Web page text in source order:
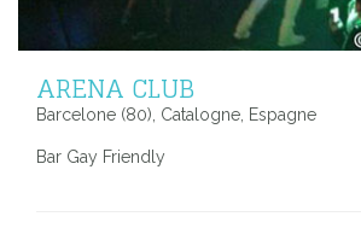
ARENA CLUB
Barcelone (80), Catalogne, Espagne
Bar Gay Friendly